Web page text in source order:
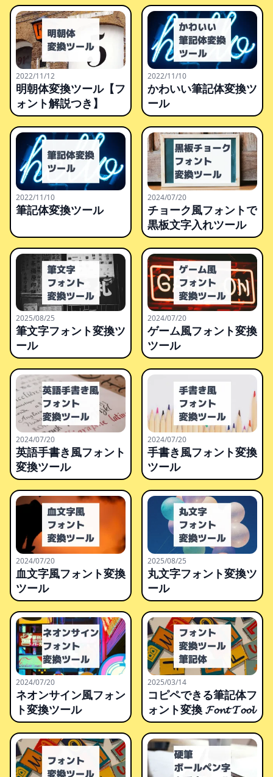
2022/11/12
明朝体変換ツール【フ
ォント解説つき】
2022/11/10
かわいい筆記体変換ツ
ール
2022/11/10
筆記体変換ツール
2024/07/20
チョーク風フォントで
黒板文字入れツール
2025/08/25
筆文字フォント変換ツ
ール
2024/07/20
ゲーム風フォント変換
ツール
2024/07/20
英語手書き風フォント
変換ツール
2024/07/20
手書き風フォント変換
ツール
2024/07/20
血文字風フォント変換
ツール
2025/08/25
丸文字フォント変換ツ
ール
2024/07/20
ネオンサイン風フォン
ト変換ツール
2025/03/14
コピペできる筆記体フ
ォント変換 𝓕𝓸𝓷𝓽 𝓣𝓸𝓸𝓵